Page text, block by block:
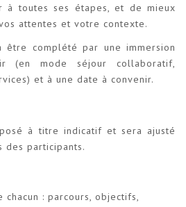
à toutes ses étapes, et de mieux
attentes et votre contexte.
être complété par une immersion
(en mode séjour collaboratif,
et à une date à convenir.
à titre indicatif et sera ajusté
des participants.
chacun : parcours, objectifs,